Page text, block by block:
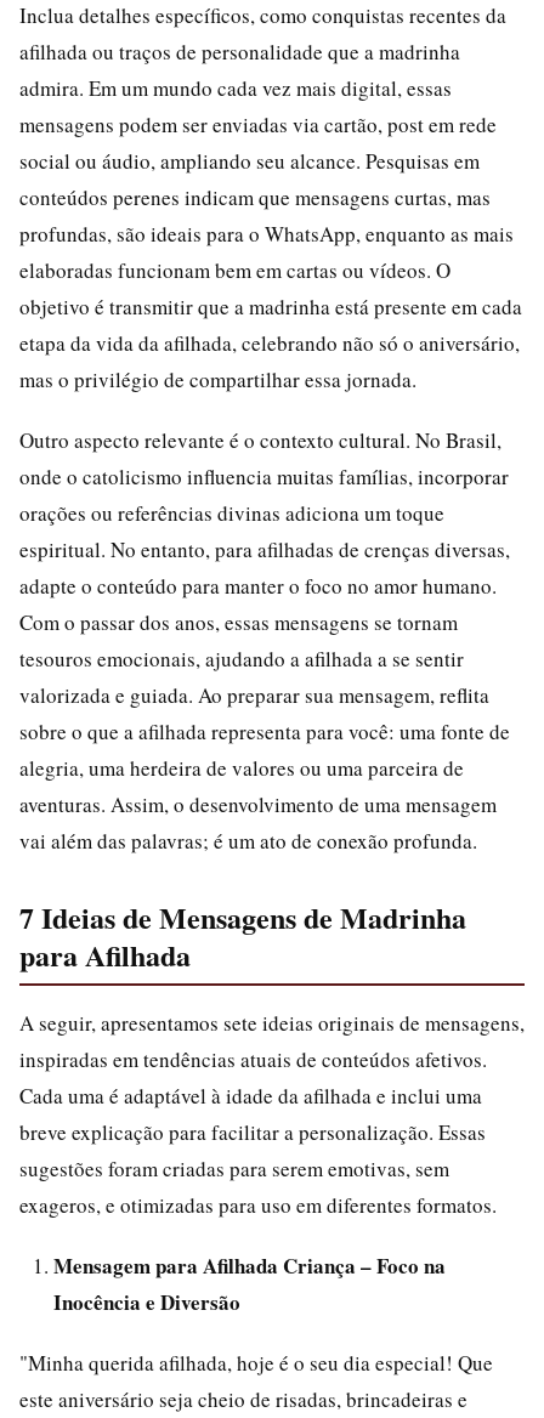
Inclua detalhes específicos, como conquistas recentes da
afilhada ou traços de personalidade que a madrinha
admira. Em um mundo cada vez mais digital, essas
mensagens podem ser enviadas via cartão, post em rede
social ou áudio, ampliando seu alcance. Pesquisas em
conteúdos perenes indicam que mensagens curtas, mas
profundas, são ideais para o WhatsApp, enquanto as mais
elaboradas funcionam bem em cartas ou vídeos. O
objetivo é transmitir que a madrinha está presente em cada
etapa da vida da afilhada, celebrando não só o aniversário,
mas o privilégio de compartilhar essa jornada.
Outro aspecto relevante é o contexto cultural. No Brasil,
onde o catolicismo influencia muitas famílias, incorporar
orações ou referências divinas adiciona um toque
espiritual. No entanto, para afilhadas de crenças diversas,
adapte o conteúdo para manter o foco no amor humano.
Com o passar dos anos, essas mensagens se tornam
tesouros emocionais, ajudando a afilhada a se sentir
valorizada e guiada. Ao preparar sua mensagem, reflita
sobre o que a afilhada representa para você: uma fonte de
alegria, uma herdeira de valores ou uma parceira de
aventuras. Assim, o desenvolvimento de uma mensagem
vai além das palavras; é um ato de conexão profunda.
7 Ideias de Mensagens de Madrinha
para Afilhada
A seguir, apresentamos sete ideias originais de mensagens,
inspiradas em tendências atuais de conteúdos afetivos.
Cada uma é adaptável à idade da afilhada e inclui uma
breve explicação para facilitar a personalização. Essas
sugestões foram criadas para serem emotivas, sem
exageros, e otimizadas para uso em diferentes formatos.
Mensagem para Afilhada Criança – Foco na
Inocência e Diversão
"Minha querida afilhada, hoje é o seu dia especial! Que
este aniversário seja cheio de risadas, brincadeiras e